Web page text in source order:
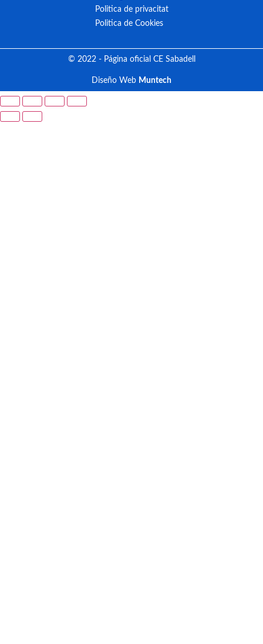
Politica de privacitat
Politica de Cookies
© 2022 - Página oficial CE Sabadell
Diseño Web Muntech